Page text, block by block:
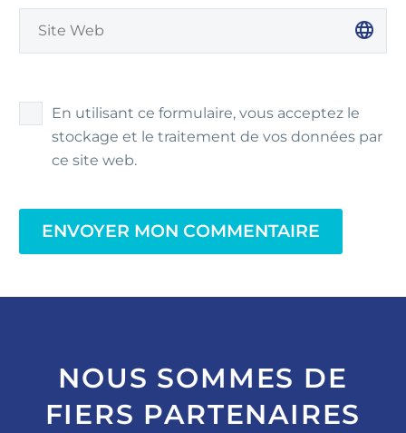
En utilisant ce formulaire, vous acceptez le
stockage et le traitement de vos données par
ce site web.
ENVOYER MON COMMENTAIRE
NOUS SOMMES DE
FIERS PARTENAIRES